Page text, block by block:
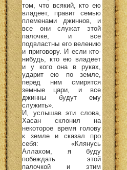
том, что всякий, кто ею
владеет, правит семью
племенами джиннов, и
все они служат этой
палочке, и все
подвластны его велению
и приговору. И если кто-
нибудь, кто ею владеет
и у кого она в руках,
ударит ею по земле,
перед ним смирятся
земные цари, и все
джинны будут ему
служить».
И, услышав эти слова,
Хасан склонил на
некоторое время голову
к земле и сказал про
себя: «Клянусь
Аллахом, я буду
побеждать этой
палочкой и этим